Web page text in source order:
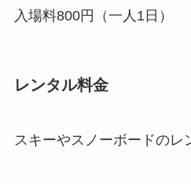
入場料800円（一人1日）
レンタル料金
スキーやスノーボードのレ